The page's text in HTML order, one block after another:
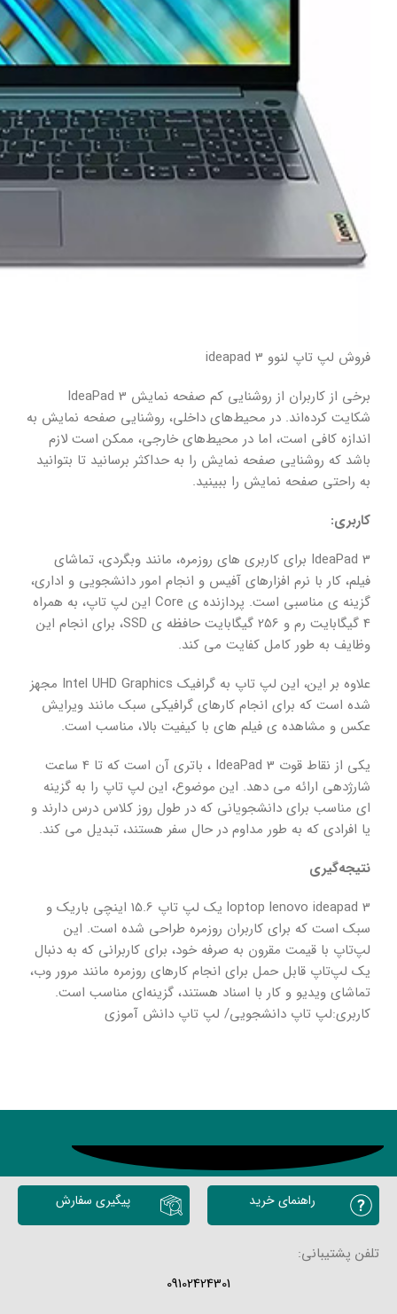
فروش لپ تاپ لنوو ideapad 3
برخی از کاربران از روشنایی کم صفحه نمایش IdeaPad 3
شکایت کرده‌اند. در محیط‌های داخلی، روشنایی صفحه نمایش به
اندازه کافی است، اما در محیط‌های خارجی، ممکن است لازم
باشد که روشنایی صفحه نمایش را به حداکثر برسانید تا بتوانید
به راحتی صفحه نمایش را ببینید.
کاربری:
IdeaPad 3 برای کاربری های روزمره، مانند وبگردی، تماشای
فیلم، کار با نرم افزارهای آفیس و انجام امور دانشجویی و اداری،
گزینه ی مناسبی است. پردازنده ی Core این لپ تاپ، به همراه
4 گیگابایت رم و 256 گیگابایت حافظه ی SSD، برای انجام این
وظایف به طور کامل کفایت می کند.
علاوه بر این، این لپ تاپ به گرافیک Intel UHD Graphics مجهز
شده است که برای انجام کارهای گرافیکی سبک مانند ویرایش
عکس و مشاهده ی فیلم های با کیفیت بالا، مناسب است.
یکی از نقاط قوت IdeaPad 3 ، باتری آن است که تا 4 ساعت
شارژدهی ارائه می دهد. این موضوع، این لپ تاپ را به گزینه
ای مناسب برای دانشجویانی که در طول روز کلاس درس دارند و
یا افرادی که به طور مداوم در حال سفر هستند، تبدیل می کند.
نتیجه‌گیری
loptop lenovo ideapad 3 یک لپ تاپ 15.6 اینچی باریک و
سبک است که برای کاربران روزمره طراحی شده است. این
لپ‌تاپ با قیمت مقرون به صرفه خود، برای کاربرانی که به دنبال
یک لپ‌تاپ قابل حمل برای انجام کارهای روزمره مانند مرور وب،
تماشای ویدیو و کار با اسناد هستند، گزینه‌ای مناسب است.
کاربری:لپ تاپ دانشجویی/ لپ تاپ دانش آموزی
محصولات مشابه
راهنمای خرید پیگیری سفارش
تلفن پشتیبانی:
09102424301